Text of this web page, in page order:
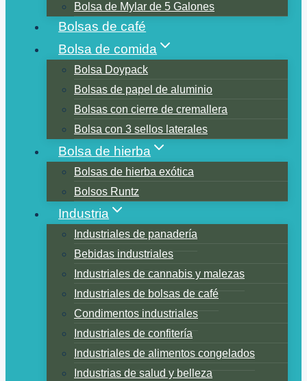
Bolsa de Mylar de 5 Galones
Bolsas de café
Bolsa de comida
Bolsa Doypack
Bolsas de papel de aluminio
Bolsas con cierre de cremallera
Bolsa con 3 sellos laterales
Bolsa de hierba
Bolsas de hierba exótica
Bolsos Runtz
Industria
Industriales de panadería
Bebidas industriales
Industriales de cannabis y malezas
Industriales de bolsas de café
Condimentos industriales
Industriales de confitería
Industriales de alimentos congelados
Industrias de salud y belleza